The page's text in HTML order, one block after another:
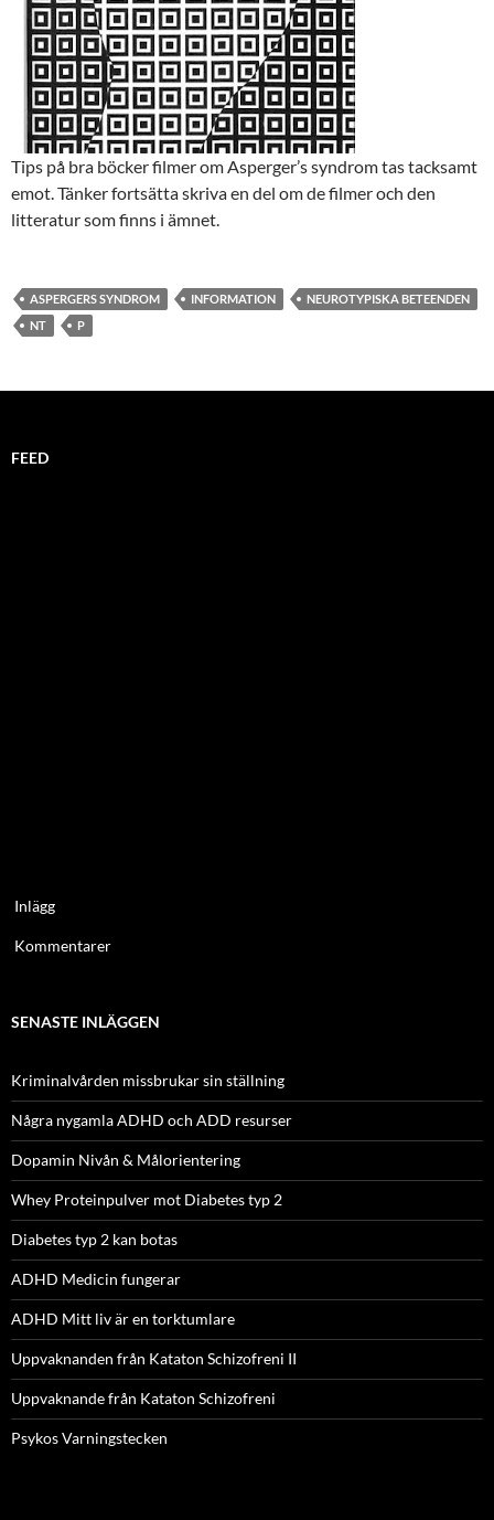
Tips på bra böcker filmer om Asperger’s syndrom tas tacksamt
emot. Tänker fortsätta skriva en del om de filmer och den
litteratur som finns i ämnet.
ASPERGERS SYNDROM INFORMATION
NEUROTYPISKA BETEENDEN
NT
P
FEED
Inlägg
Kommentarer
SENASTE INLÄGGEN
Kriminalvården missbrukar sin ställning
Några nygamla ADHD och ADD resurser
Dopamin Nivån & Målorientering
Whey Proteinpulver mot Diabetes typ 2
Diabetes typ 2 kan botas
ADHD Medicin fungerar
ADHD Mitt liv är en torktumlare
Uppvaknanden från Kataton Schizofreni II
Uppvaknande från Kataton Schizofreni
Psykos Varningstecken